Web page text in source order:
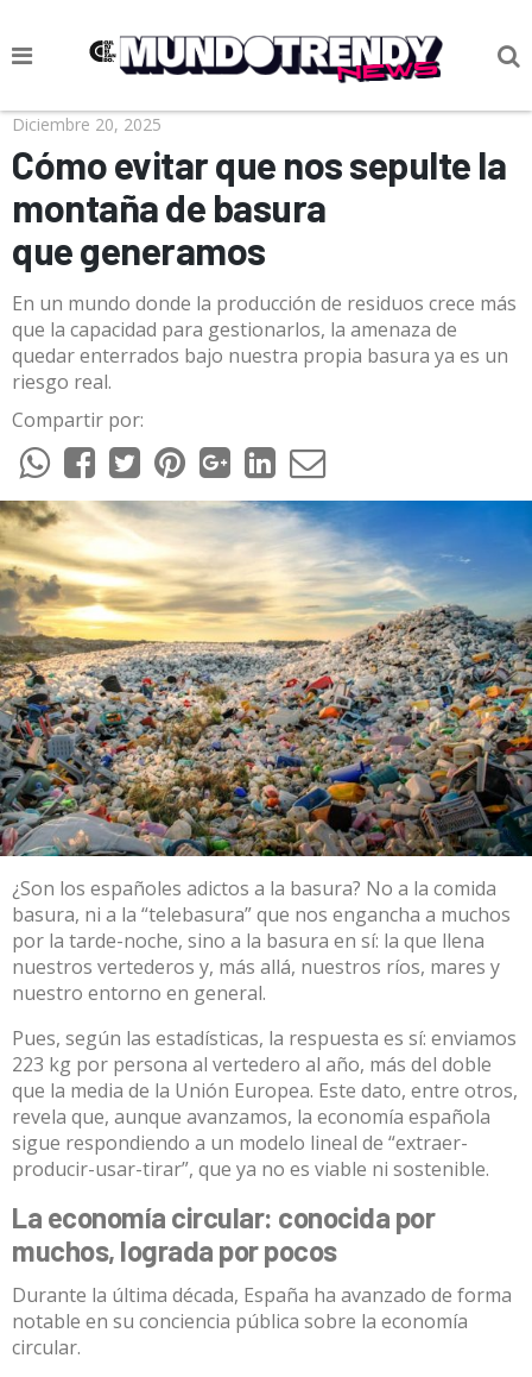
NOTICIAS
CULTURA POP
CIENCIA Y TECNOLOGÍA
VIDA
SOCIEDAD
CULTURIZANDO.COM
Diciembre 20, 2025
Cómo evitar que nos sepulte la
montaña de basura
que generamos
En un mundo donde la producción de residuos crece más
que la capacidad para gestionarlos, la amenaza de
quedar enterrados bajo nuestra propia basura ya es un
riesgo real.
Compartir por:
¿Son los españoles adictos a la basura? No a la comida
basura, ni a la “telebasura” que nos engancha a muchos
por la tarde-noche, sino a la basura en sí: la que llena
nuestros vertederos y, más allá, nuestros ríos, mares y
nuestro entorno en general.
Pues, según las estadísticas, la respuesta es sí: enviamos
223 kg por persona al vertedero al año, más del doble
que la media de la Unión Europea. Este dato, entre otros,
revela que, aunque avanzamos, la economía española
sigue respondiendo a un modelo lineal de “extraer-
producir-usar-tirar”, que ya no es viable ni sostenible.
La economía circular: conocida por
muchos, lograda por pocos
Durante la última década, España ha avanzado de forma
notable en su conciencia pública sobre la economía
circular.